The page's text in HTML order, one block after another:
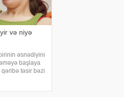
və niyə
əsnədiyini
başlaya
qəribə təsir bəzi